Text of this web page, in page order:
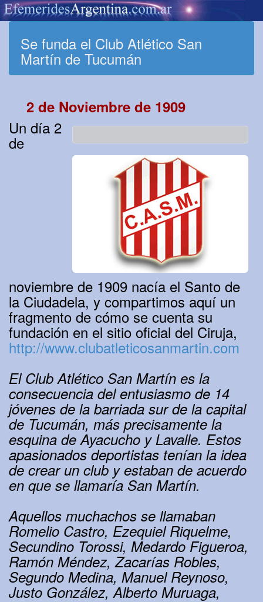
Se funda el Club Atlético San
Martín de Tucumán
2 de Noviembre de 1909
Un día 2
de
noviembre de 1909 nacía el Santo de
la Ciudadela, y compartimos aquí un
fragmento de cómo se cuenta su
fundación en el sitio oficial del Ciruja,
http://www.clubatleticosanmartin.com
El Club Atlético San Martín es la
consecuencia del entusiasmo de 14
jóvenes de la barriada sur de la capital
de Tucumán, más precisamente la
esquina de Ayacucho y Lavalle. Estos
apasionados deportistas tenían la idea
de crear un club y estaban de acuerdo
en que se llamaría San Martín.
Aquellos muchachos se llamaban
Romelio Castro, Ezequiel Riquelme,
Secundino Torossi, Medardo Figueroa,
Ramón Méndez, Zacarías Robles,
Segundo Medina, Manuel Reynoso,
Justo González, Alberto Muruaga,